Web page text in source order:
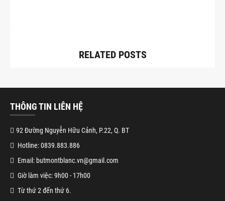
RELATED POSTS
THÔNG TIN LIÊN HỆ
92 Đường Nguyễn Hữu Cảnh, P.22, Q. BT
Hotline: 0839.883.886
Email: butmontblanc.vn@gmail.com
Giờ làm việc: 9h00 - 17h00
Từ thứ 2 đến thứ 6.